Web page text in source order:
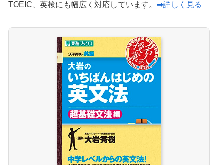
TOEIC、英検にも幅広く対応しています。 ➡詳しく見る